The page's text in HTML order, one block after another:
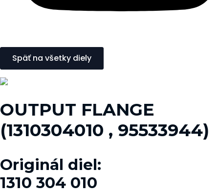
Späť na všetky diely
OUTPUT FLANGE
(1310304010 , 95533944)
Originál diel:
1310 304 010